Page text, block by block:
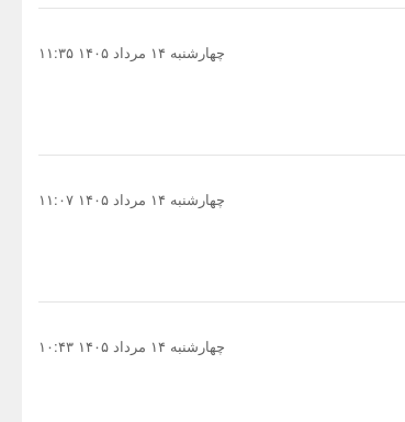
چهارشنبه ۱۴ مرداد ۱۴۰۵ ۱۱:۳۵
چهارشنبه ۱۴ مرداد ۱۴۰۵ ۱۱:۰۷
چهارشنبه ۱۴ مرداد ۱۴۰۵ ۱۰:۴۳